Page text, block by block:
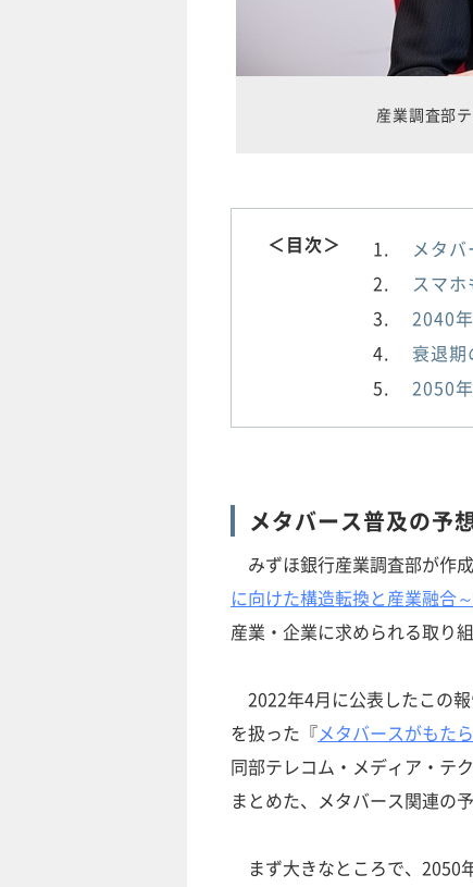
産業調査部
＜目次＞
メタ
スマ
2040
衰退
2050
メタバース普及の予
みずほ銀行産業調査部が作
に向けた構造転換と産業融合～
産業・企業に求められる取り
2022年4月に公表したこの
を扱った『メタバースがもた
同部テレコム・メディア・テ
まとめた、メタバース関連の
まず大きなところで、2050